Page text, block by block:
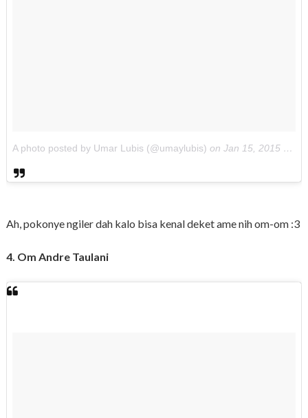
A photo posted by Umar Lubis (@umaylubis) on Jan 15, 2015 at 6:50pm PST
Ah, pokonye ngiler dah kalo bisa kenal deket ame nih om-om :3
4. Om Andre Taulani